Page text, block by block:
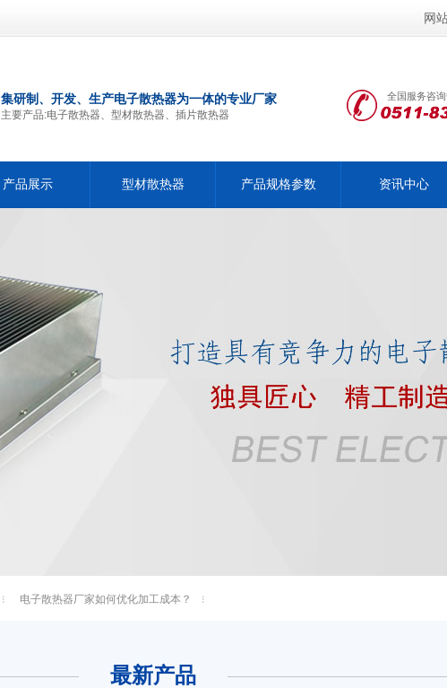
网
集研制、开发、生产电子散热器为一体的专业厂家
主要产品:电子散热器、型材散热器、插片散热器
全国服务咨
产品展示 型材散热器 产品规格参数 资讯中心
电子散热器厂家如何优化加工成本？
最新产品